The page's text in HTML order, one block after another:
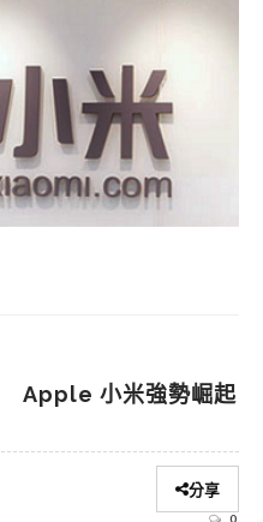
Apple 小米強勢崛起
分享
0